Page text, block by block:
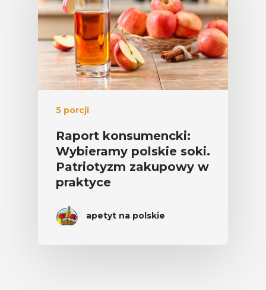
5 porcji
Raport konsumencki:
Wybieramy polskie soki.
Patriotyzm zakupowy w
praktyce
apetyt na polskie